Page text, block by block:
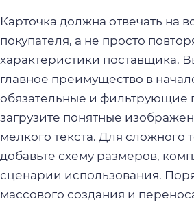
Карточка должна отвечать на
покупателя, а не просто
характеристики поставщика.
главное преимущество в
обязательные и фильтрующие
загрузите понятные
мелкого текста. Для сложного
добавьте схему размеров,
сценарии использования.
массового создания и